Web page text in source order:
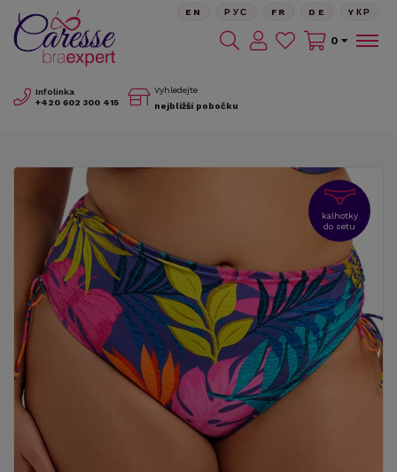
Infolinka
+420 602 300 415
Vyhledejte
nejbližší pobočku
EN РУС FR DE YКР
0
kalhotky
do setu